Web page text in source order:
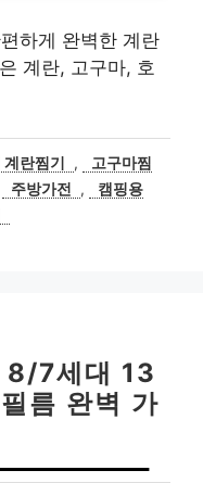
하게 완벽한 계란
계란, 고구마, 호
란찜기 ,
고구마찜
주방가전 ,
캠핑용
8/7세대 13
름 완벽 가